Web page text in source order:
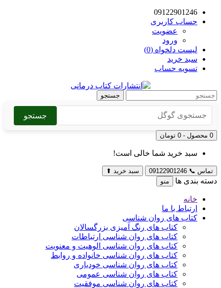
09122901246
حساب کاربری
عضویت
ورود
لیست دلخواه (0)
سبد خرید
تسویه حساب
جستجو
جستجو
0 محصول - 0 تومان
سبد خرید شما خالی است!
تماس 📞
09122901246 سبد خرید ⬆
دسته بندی ها منو
خانه
ارتباط با ما
کتاب های روان شناسی
کتاب های رنگ آمیزی بزرگسالان
کتاب های روان شناسی ارتباطات
کتاب های روان شناسی الوهیت و معنویت
کتاب های روان شناسی خانواده و روابط
کتاب های روان شناسی خودیاری
کتاب های روان شناسی عمومی
کتاب های روان شناسی موفقیت